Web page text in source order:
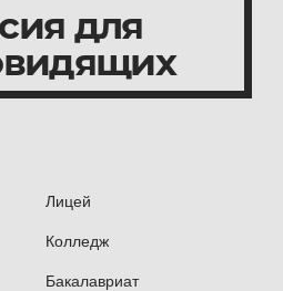
Лицей
Колледж
Бакалавриат
для